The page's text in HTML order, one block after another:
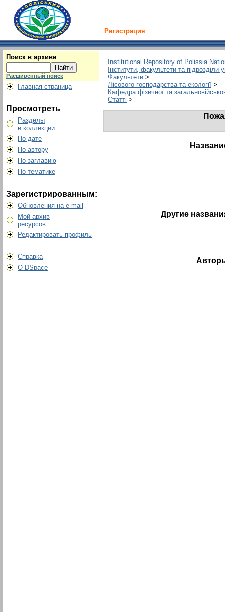
Регистрация
Поиск в архиве
Расширенный поиск
Главная страница
Просмотреть
Разделы
и коллекции
По дате
По автору
По заглавию
По тематике
Зарегистрированным:
Обновления на e-mail
Мой архив
ресурсов
Редактировать профиль
Справка
О DSpace
Institutional Repository of Polissia
Інститути, факультети та підрозділи
Факультети >
Лісового господарства та екології >
Кафедра фізичної та
Статті >
Другие